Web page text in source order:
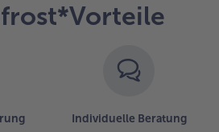
Individuelle Beratung